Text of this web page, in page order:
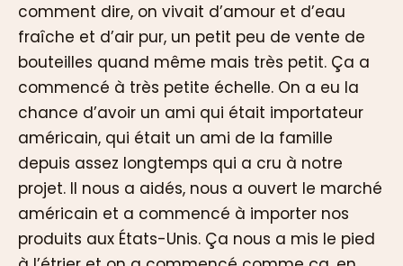
comment dire, on vivait d’amour et d’eau
fraîche et d’air pur, un petit peu de vente de
bouteilles quand même mais très petit. Ça a
commencé à très petite échelle. On a eu la
chance d’avoir un ami qui était importateur
américain, qui était un ami de la famille
depuis assez longtemps qui a cru à notre
projet. Il nous a aidés, nous a ouvert le marché
américain et a commencé à importer nos
produits aux États-Unis. Ça nous a mis le pied